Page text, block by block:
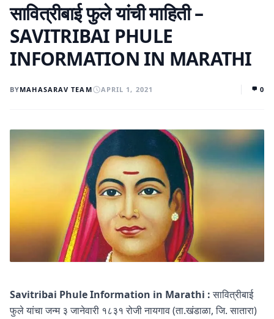
सावित्रीबाई फुले यांची माहिती –
SAVITRIBAI PHULE
INFORMATION IN MARATHI
BYMAHASARAV TEAM APRIL 1, 2021 0
Savitribai Phule Information in Marathi :सावित्रीबाई
फुले यांचा जन्म ३ जानेवारी १८३१ रोजी नायगाव (ता.खंडाळा, जि. सातारा)